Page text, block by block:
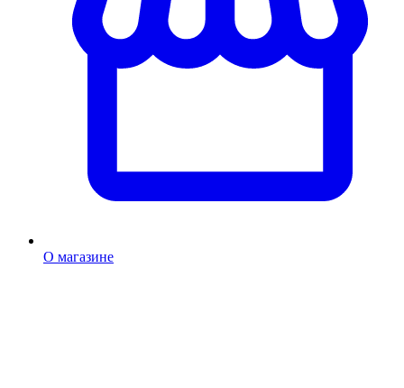
О магазине